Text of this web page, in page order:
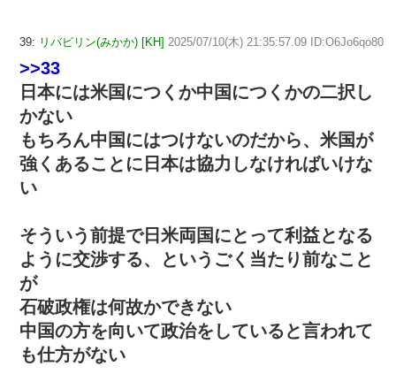
39: リバビリン(みかか) [KH] 2025/07/10(木) 21:35:57.09 ID:O6Jo6qo80
>>33
日本には米国につくか中国につくかの二択し
かない
もちろん中国にはつけないのだから、米国が
強くあることに日本は協力しなければいけな
い
そういう前提で日米両国にとって利益となる
ように交渉する、というごく当たり前なこと
が
石破政権は何故かできない
中国の方を向いて政治をしていると言われて
も仕方がない